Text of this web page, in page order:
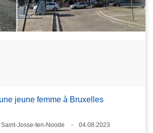
jeune femme à Bruxelles
Saint-Josse-ten-Noode
04.08.2023